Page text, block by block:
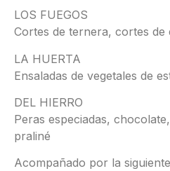
LOS FUEGOS
Cortes de ternera, cortes de
LA HUERTA
Ensaladas de vegetales de
DEL HIERRO
Peras especiadas,
praliné
Acompañado por la